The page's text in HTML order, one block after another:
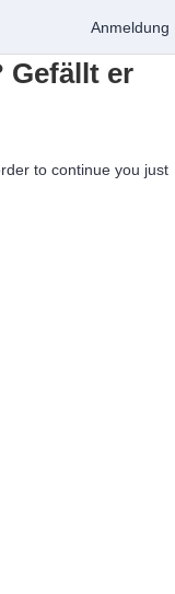
Anmeldung
Gefällt er
to continue you just